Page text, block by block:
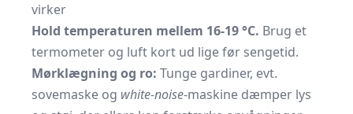
virker
Hold temperaturen mellem 16-19 °C. Brug et
termometer og luft kort ud lige før sengetid.
Mørklægning og ro: Tunge gardiner, evt.
sovemaske og white-noise-maskine dæmper lys